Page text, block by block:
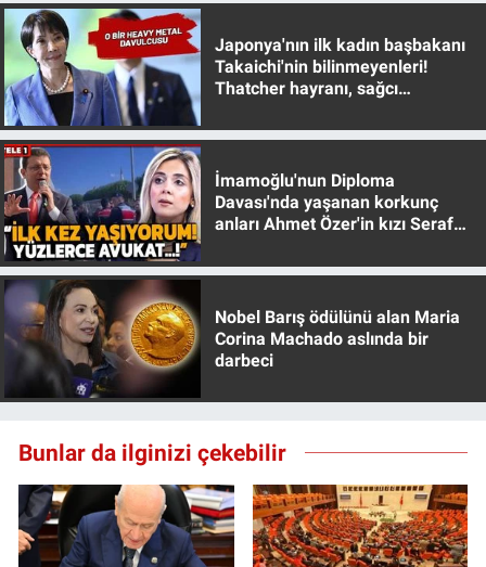
Japonya'nın ilk kadın başbakanı
Takaichi'nin bilinmeyenleri!
Thatcher hayranı, sağcı
İmamoğlu'nun Diploma
Davası'nda yaşanan korkunç
anları Ahmet Özer'in kızı Seraf
Nobel Barış ödülünü alan Maria
Corina Machado aslında bir
darbeci
Bunlar da ilginizi çekebilir